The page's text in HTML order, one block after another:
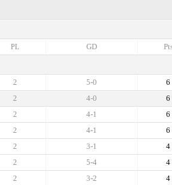
GD
PL
6
5-0
2
6
4-0
2
6
4-1
2
6
4-1
2
4
3-1
2
4
5-4
2
4
3-2
2